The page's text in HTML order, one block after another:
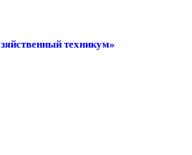
техникум»